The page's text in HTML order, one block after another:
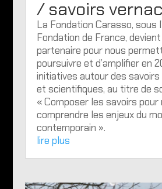
/ savoirs
La Fondation Carasso, sous
Fondation de France,
partenaire pour nous
poursuivre et d’amplifier en
initiatives autour des
et scientifiques, au titre de
« Composer les savoirs pour
comprendre les enjeux du
contemporain ».
lire plus